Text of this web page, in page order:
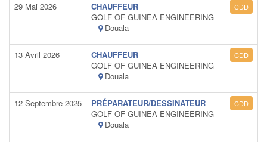
29 Mai 2026
CHAUFFEUR
GOLF OF GUINEA ENGINEERING
Douala
CDD
13 Avril 2026
CHAUFFEUR
GOLF OF GUINEA ENGINEERING
Douala
CDD
12 Septembre 2025
PRÉPARATEUR/DESSINATEUR
GOLF OF GUINEA ENGINEERING
Douala
CDD